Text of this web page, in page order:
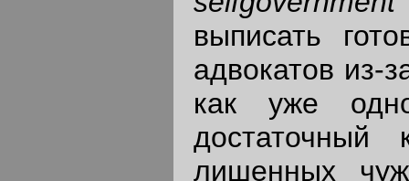
выписать
адвокатов из-
как уже
достаточный
лишенных